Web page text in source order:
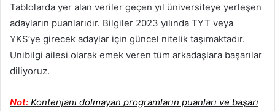
Tablolarda yer alan veriler geçen yıl üniversiteye yerleşen
adayların puanlarıdır. Bilgiler 2023 yılında TYT veya
YKS’ye girecek adaylar için güncel nitelik taşımaktadır.
Unibilgi ailesi olarak emek veren tüm arkadaşlara başarılar
diliyoruz.
Not: Kontenjanı dolmayan programların puanları ve başarı